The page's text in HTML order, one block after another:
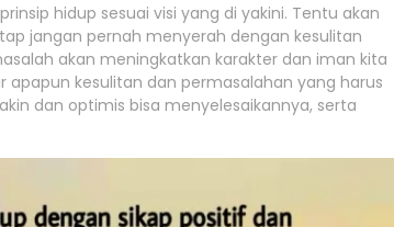
hidup sesuai visi yang di yakini. Tentu akan
jangan pernah menyerah dengan kesulitan
akan meningkatkan karakter dan iman kita
kesulitan dan permasalahan yang harus
dan optimis bisa menyelesaikannya, serta